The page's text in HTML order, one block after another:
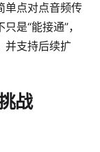
单点对点音频传
是“能接通”，
并支持后续扩
战